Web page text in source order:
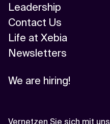
Leadership
Contact Us
Life at Xebia
Newsletters
We are hiring!